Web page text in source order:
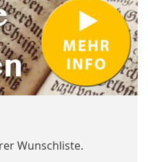
Wunschliste.